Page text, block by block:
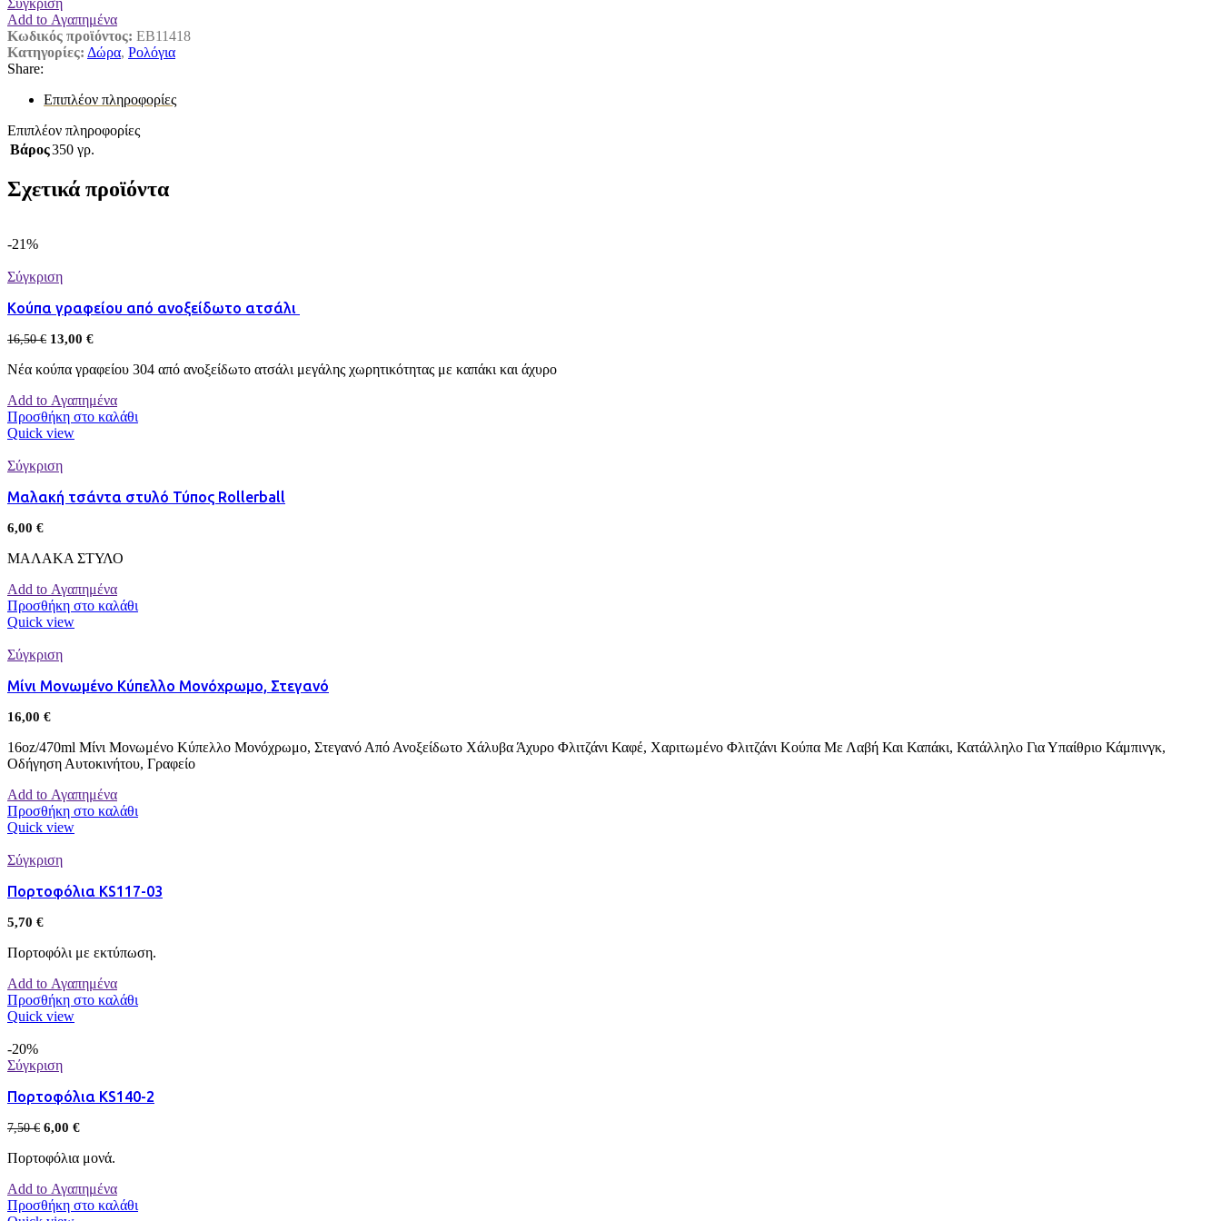
Add to Αγαπημένα
Κωδικός προϊόντος: EB11418
Κατηγορίες: Δώρα, Ρολόγια
Share:
Επιπλέον πληροφορίες
Επιπλέον πληροφορίες
Βάρος350 γρ.
Σχετικά προϊόντα
-21%
Σύγκριση
Κούπα γραφείου από ανοξείδωτο ατσάλι
16,50€ 13,00 €
Νέα κούπα γραφείου 304 από ανοξείδωτο ατσάλι μεγάλης χωρητικότητας με καπάκι και άχυρο
Add to Αγαπημένα
Προσθήκη στο καλάθι
Quick view
Σύγκριση
Μαλακή τσάντα στυλό Τύπος Rollerball
6,00 €
ΜΑΛΑΚΑ ΣΤΥΛΟ
Add to Αγαπημένα
Προσθήκη στο καλάθι
Quick view
Σύγκριση
Μίνι Μονωμένο Κύπελλο Μονόχρωμο, Στεγανό
16,00 €
16oz/470ml Μίνι Μονωμένο Κύπελλο Μονόχρωμο, Στεγανό Από Ανοξείδωτο Χάλυβα Άχυρο Φλιτζάνι Καφέ, Χαριτωμένο Φλιτζάνι Κούπα Με Λαβή Και Καπάκι, Κατάλληλο Για Υπαίθριο Κάμπινγκ,
Οδήγηση Αυτοκινήτου, Γραφείο
Add to Αγαπημένα
Προσθήκη στο καλάθι
Quick view
Σύγκριση
Πορτοφόλια KS117-03
5,70 €
Πορτοφόλι με εκτύπωση.
Add to Αγαπημένα
Προσθήκη στο καλάθι
Quick view
-20%
Σύγκριση
Πορτοφόλια KS140-2
7,50€ 6,00 €
Πορτοφόλια μονά.
Add to Αγαπημένα
Προσθήκη στο καλάθι